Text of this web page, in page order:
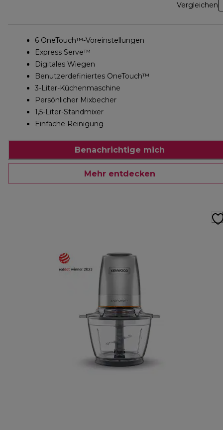
Vergleichen
6 OneTouch™-Voreinstellungen
Express Serve™
Digitales Wiegen
Benutzerdefiniertes OneTouch™
3-Liter-Küchenmaschine
Persönlicher Mixbecher
1,5-Liter-Standmixer
Einfache Reinigung
Benachrichtige mich
Mehr entdecken